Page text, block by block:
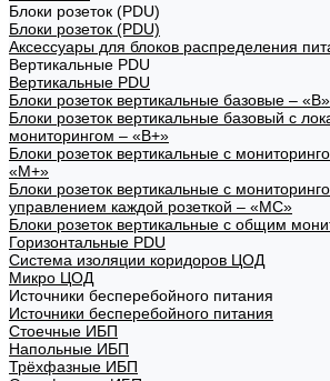
Блоки розеток (PDU)
Блоки розеток (PDU)
Аксессуары для блоков распределения
Вертикальные PDU
Вертикальные PDU
Блоки розеток вертикальные базовые – «В»
Блоки розеток вертикальные базовый с
мониторингом – «В+»
Блоки розеток вертикальные с
«М+»
Блоки розеток вертикальные с
управлением каждой розеткой – «МС»
Блоки розеток вертикальные с общим
Горизонтальные PDU
Система изоляции коридоров ЦОД
Микро ЦОД
Источники бесперебойного питания
Источники бесперебойного питания
Стоечные ИБП
Напольные ИБП
Трёхфазные ИБП